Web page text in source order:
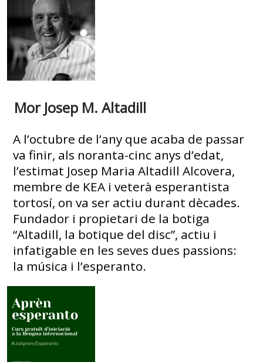
Mor Josep M. Altadill
A l’octubre de l’any que acaba de passar
va finir, als noranta-cinc anys d’edat,
l’estimat Josep Maria Altadill Alcovera,
membre de KEA i veterà esperantista
tortosí, on va ser actiu durant dècades.
Fundador i propietari de la botiga
“Altadill, la botique del disc”, actiu i
infatigable en les seves dues passions:
la música i l’esperanto.